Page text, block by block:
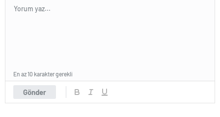
Gönder
En az 10 karakter gerekli